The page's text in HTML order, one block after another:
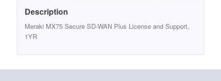
Description
Meraki MX75 Secure SD-WAN Plus License and Support,
1YR